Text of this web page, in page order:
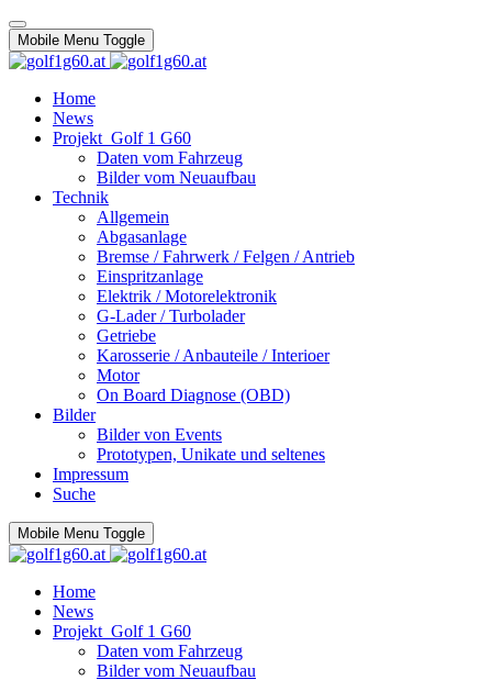
Mobile Menu Toggle
Home
News
Projekt_Golf 1 G60
Daten vom Fahrzeug
Bilder vom Neuaufbau
Technik
Allgemein
Abgasanlage
Bremse / Fahrwerk / Felgen / Antrieb
Einspritzanlage
Elektrik / Motorelektronik
G-Lader / Turbolader
Getriebe
Karosserie / Anbauteile / Interioer
Motor
On Board Diagnose (OBD)
Bilder
Bilder von Events
Prototypen, Unikate und seltenes
Impressum
Suche
Mobile Menu Toggle
Home
News
Projekt_Golf 1 G60
Daten vom Fahrzeug
Bilder vom Neuaufbau